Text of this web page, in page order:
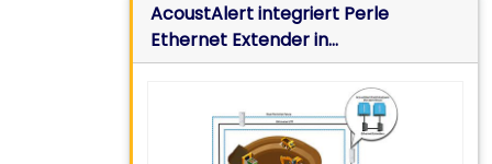
AcoustAlert integriert Perle
Ethernet Extender in
Perimeterschutzsysteme